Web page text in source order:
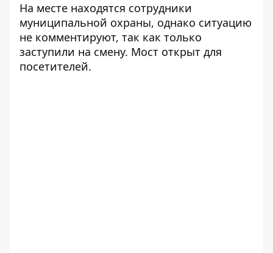
На месте находятся сотрудники
муниципальной охраны, однако ситуацию
не комментируют, так как только
заступили на смену. Мост открыт для
посетителей.